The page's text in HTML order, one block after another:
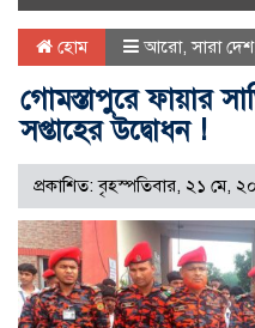
হোম আরো,সারা দেশ
গোমস্তাপুরে ফায়ার
সপ্তাহের উদ্বোধন !
প্রকাশিত: বৃহস্পতিবার, ২১ মে,